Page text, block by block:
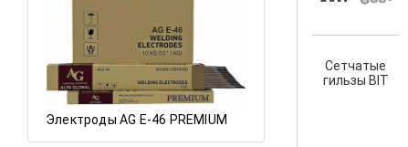
Электроды AG E-46 PREMIUM
Сетчатые
гильзы BIT